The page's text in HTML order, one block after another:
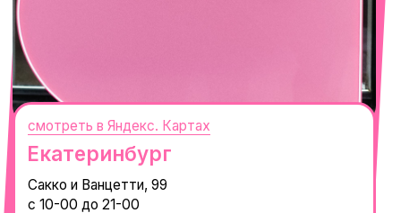
Сочи
Село Эстосадок, ТРЦ Горки Молл,
Горная Карусель, 3
+7 (919) 374-04-04
с 10-00 до 22-00
смотреть в Яндекс. Картах